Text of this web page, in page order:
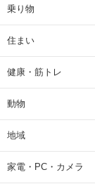
乗り物
住まい
健康・筋トレ
動物
地域
家電・PC・カメラ